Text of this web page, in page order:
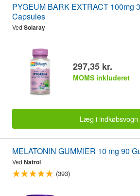
PYGEUM BARK EXTRACT 100mg
Capsules
Ved Solaray
297,35 kr.
MOMS inkluderet
Læg i indkøbsvogn
MELATONIN GUMMIER 10 mg 90
Ved Natrol
(393)